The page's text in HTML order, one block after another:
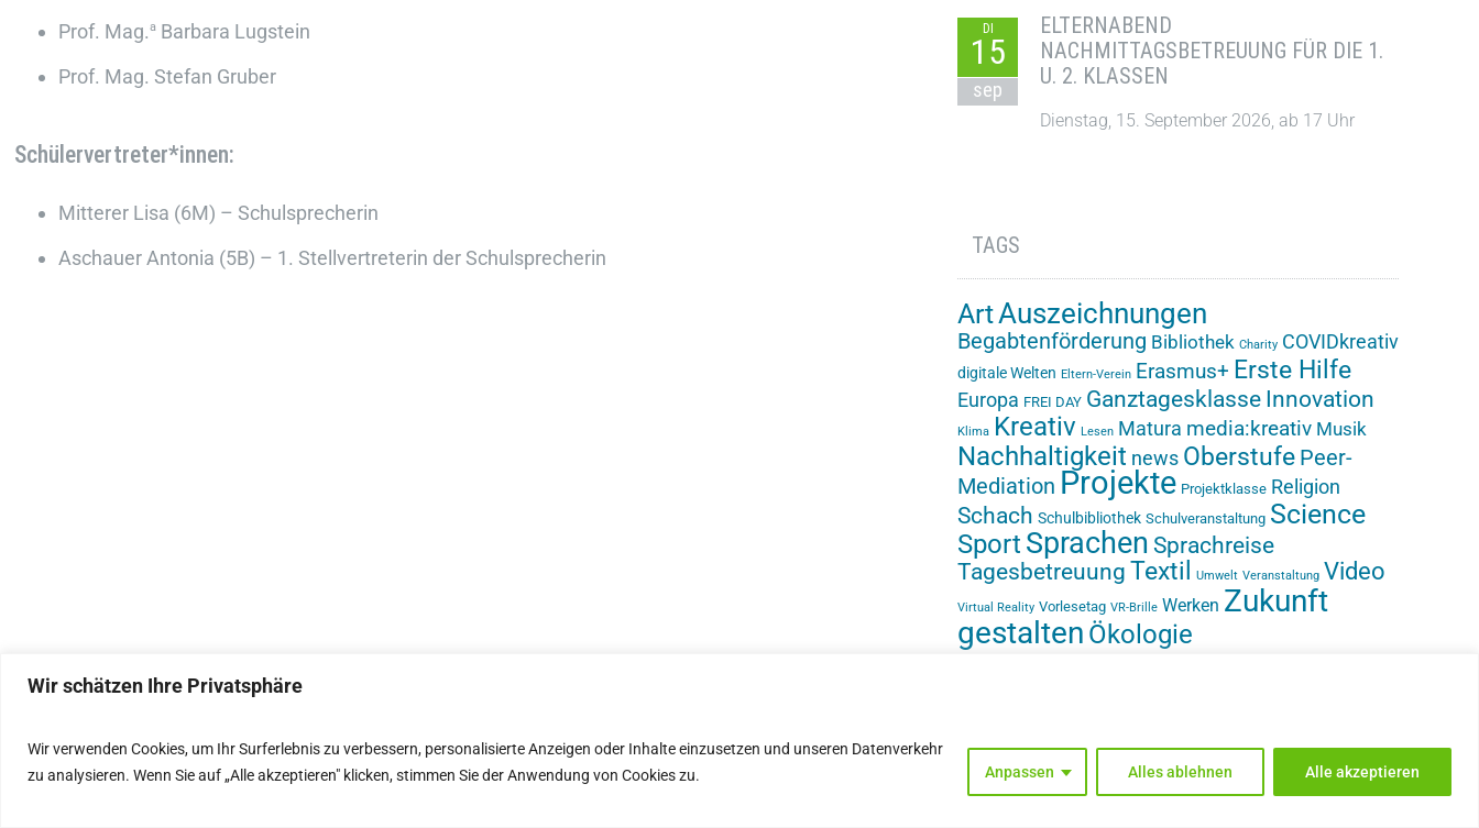
Wir schätzen Ihre Privatsphäre
Wir verwenden Cookies, um Ihr Surferlebnis zu verbessern, personalisierte Anzeigen oder Inhalte einzusetzen und unseren Datenverkehr
zu analysieren. Wenn Sie auf „Alle akzeptieren" klicken, stimmen Sie der Anwendung von Cookies zu.
Anpassen Alles ablehnen Alle akzeptieren
Prof. Mag.a Barbara Lugstein
Prof. Mag. Stefan Gruber
Schülervertreter*innen:
Mitterer Lisa (6M) – Schulsprecherin
Aschauer Antonia (5B) – 1. Stellvertreterin der Schulsprecherin
DI
15
sep
ELTERNABEND
NACHMITTAGSBETREUUNG FÜR DIE 1.
U. 2. KLASSEN
Dienstag, 15. September 2026, ab 17 Uhr
TAGS
ArtAuszeichnungen
Begabtenförderung Bibliothek Charity COVIDkreativ
digitale Welten Eltern-Verein Erasmus+ Erste Hilfe
Europa FREI DAY Ganztagesklasse Innovation
Klima Kreativ Lesen Matura media:kreativ Musik
Nachhaltigkeit news Oberstufe Peer-
Mediation Projekte Projektklasse Religion
Schach Schulbibliothek Schulveranstaltung Science
Sport Sprachen Sprachreise
Tagesbetreuung Textil Umwelt Veranstaltung Video
Virtual Reality Vorlesetag VR-Brille Werken Zukunft
gestalten Ökologie
IMPRESSUM
DATENSCHUTZ
INSTAGRAM